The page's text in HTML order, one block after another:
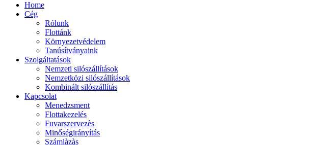
Home
Cég
Rólunk
Flottánk
Környezetvédelem
Tanúsítványaink
Szolgáltatások
Nemzeti silószállítások
Nemzetközi silószállítások
Kombinált silószállítás
Kapcsolat
Menedzsment
Flottakezelés
Fuvarszervezès
Minőségirányítás
Számlàzàs